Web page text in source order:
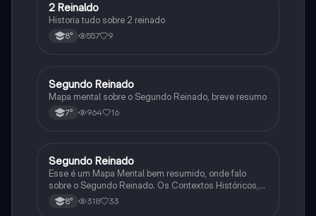
História
2 Reinaldo
Historia tudo sobre 2 reinado
8° 557 9
História
Segundo Reinado
Mapa mental sobre o Segundo Reinado, breve resumo
7° 964 16
História
Segundo Reinado
Esse é um Mapa Mental bem resumido, onde falo
sobre o Segundo Reinado. Os Contextos Históricos,
Monarquia, Aspectos Políticos, Economia, Sociedade,
Cultura, Conflitos e Crises e Proclamação da
8° 318 33